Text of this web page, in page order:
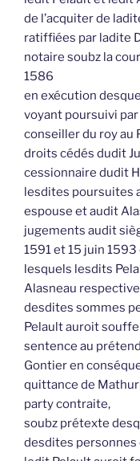
de l’acquiter de
ratiffiées par ladite
notaire soubz la
1586
en exécution
voyant poursuivi
conseiller du roy au
droits cédés dudit
cessionnaire dudit
lesdites poursuites
espouse et audit
jugements audit
1591 et 15 juin
lesquels lesdits
Alasneau
desdites sommes
Pelault auroit
sentence au
Gontier en
quittance de
party contraite,
soubz prétexte
desdites personnes